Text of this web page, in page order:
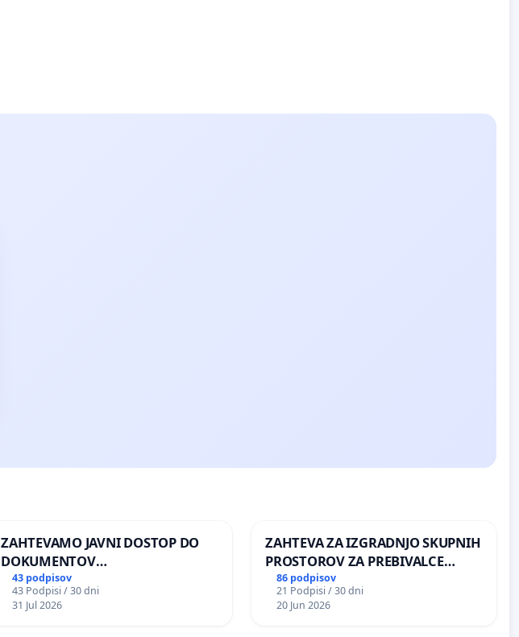
ZAHTEVAMO JAVNI DOSTOP DO
DOKUMENTOV
PARLAMENTARNIH
PREISKOVALNIH KOMISIJ O
ILEGALNI TRGOVINI Z OROŽJEM
43 podpisov
43 Podpisi / 30 dni
31 Jul 2026
ZAHTEVA ZA IZGRADNJO SKUPNIH
PROSTOROV ZA PREBIVALCE
KRAJEVNE SKUPNOSTI
PRESTRANEK
86 podpisov
21 Podpisi / 30 dni
20 Jun 2026